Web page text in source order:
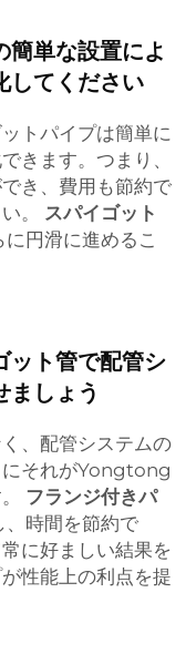
簡単な設置によ
してください
トパイプは簡単に
きます。つまり、
き、費用も節約で
。 スパイゴット
円滑に進めるこ
ット管で配管シ
ましょう
、配管システムの
にそれがYongtong
フランジ付きパ
、時間を節約で
に好ましい結果を
性能上の利点を提